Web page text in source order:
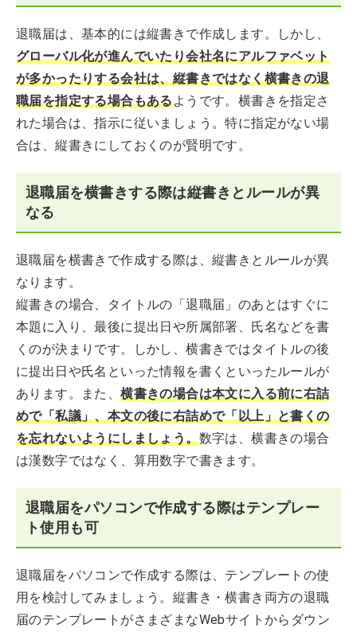
退職届は、基本的には縦書きで作成します。しかし、
グローバル化が進んでいたり会社名にアルファベット
が多かったりする会社は、縦書きではなく横書きの退
職届を指定する場合もあるようです。横書きを指定さ
れた場合は、指示に従いましょう。特に指定がない場
合は、縦書きにしておくのが賢明です。
退職届を横書きする際は縦書きとルールが異
なる
退職届を横書きで作成する際は、縦書きとルールが異
なります。
縦書きの場合、タイトルの「退職届」のあとはすぐに
本題に入り、最後に提出日や所属部署、氏名などを書
くのが決まりです。しかし、横書きではタイトルの後
に提出日や氏名といった情報を書くといったルールが
あります。また、横書きの場合は本文に入る前に右詰
めで「私議」、本文の後に右詰めで「以上」と書くの
を忘れないようにしましょう。数字は、横書きの場合
は漢数字ではなく、算用数字で書きます。
退職届をパソコンで作成する際はテンプレー
ト使用も可
退職届をパソコンで作成する際は、テンプレートの使
用を検討してみましょう。縦書き・横書き両方の退職
届のテンプレートがさまざまなWebサイトからダウン